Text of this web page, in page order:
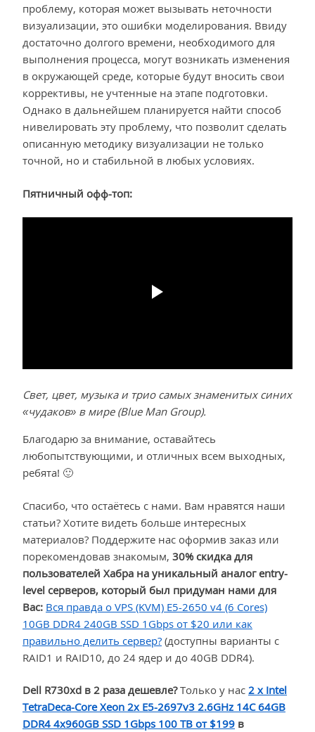
проблему, которая может вызывать неточности
визуализации, это ошибки моделирования. Ввиду
достаточно долгого времени, необходимого для
выполнения процесса, могут возникать изменения
в окружающей среде, которые будут вносить свои
коррективы, не учтенные на этапе подготовки.
Однако в дальнейшем планируется найти способ
нивелировать эту проблему, что позволит сделать
описанную методику визуализации не только
точной, но и стабильной в любых условиях.
Пятничный офф-топ:
Свет, цвет, музыка и трио самых знаменитых синих
«чудаков» в мире (Blue Man Group).
Благодарю за внимание, оставайтесь
любопытствующими, и отличных всем выходных,
ребята! 🙂
Спасибо, что остаётесь с нами. Вам нравятся наши
статьи? Хотите видеть больше интересных
материалов? Поддержите нас оформив заказ или
порекомендовав знакомым, 30% скидка для
пользователей Хабра на уникальный аналог entry-
level серверов, который был придуман нами для
Вас: Вся правда о VPS (KVM) E5-2650 v4 (6 Cores)
10GB DDR4 240GB SSD 1Gbps от $20 или как
правильно делить сервер? (доступны варианты с
RAID1 и RAID10, до 24 ядер и до 40GB DDR4).
Dell R730xd в 2 раза дешевле?Только у нас 2 х Intel
TetraDeca-Core Xeon 2x E5-2697v3 2.6GHz 14C 64GB
DDR4 4x960GB SSD 1Gbps 100 ТВ от $199 в